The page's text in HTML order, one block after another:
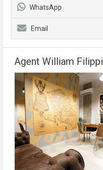
WhatsApp
Email
Agent William Filippi